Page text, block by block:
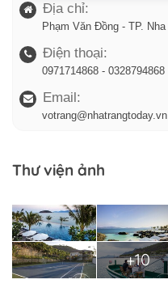
Địa chỉ:
Phạm Văn Đồng - TP. Nha
Điện thoại:
0971714868 - 0328794868
Email:
votrang@nhatrangtoday.vn
Thư viện ảnh
+10